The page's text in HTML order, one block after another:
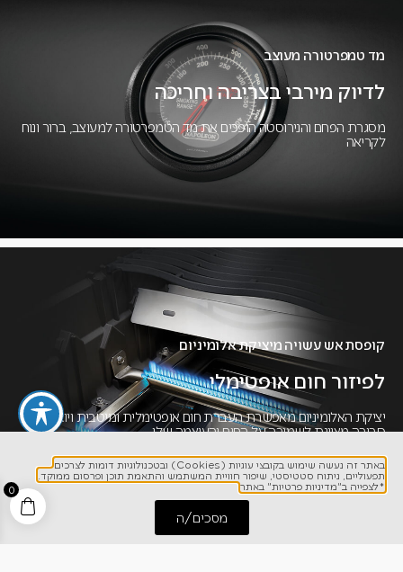
0
מד טמפרטורה מעוצב
לדיוק מירבי בצריבה וחריכה
מסגרת הפחם והנירוסטה הופכים את מד הטמפרטורה למעוצב, ברור ונוח
לקריאה
קופסת אש עשויה מיציקת אלומיניום
לפיזור חום אופטימלי
יציקת האלומיניום מאפשרת העברת חום אופטימלית ומיטבית ויוצרת
סביבה מצוינת לשמירה על החום והעוצמה שלו
באתר זה נעשה שימוש בקובצי עוגיות (Cookies) ובטכנולוגיות דומות לצרכים
תפעוליים, ניתוח סטטיסטי, שיפור חוויית המשתמש והתאמת תוכן ופרסום ממוקד.
*לצפייה ב"מדיניות פרטיות" באתר
מסכים/ה